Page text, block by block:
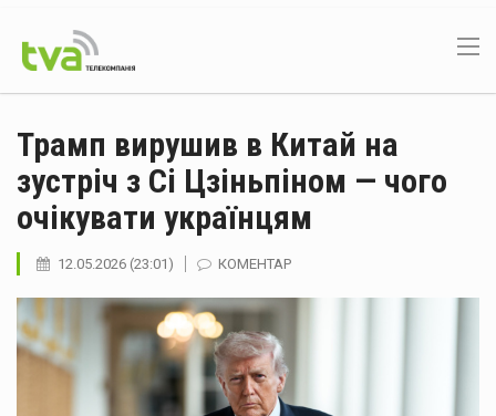
Трамп вирушив в Китай на
зустріч з Сі Цзіньпіном — чого
очікувати українцям
12.05.2026 (23:01) КОМЕНТАР